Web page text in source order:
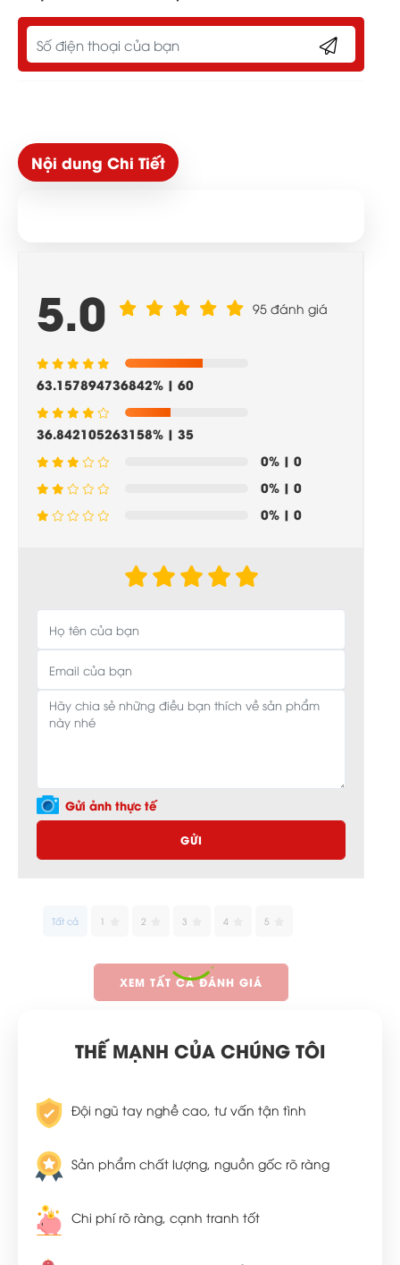
Nội dung Chi Tiết
5.0 95 đánh giá
63.157894736842% | 60
36.842105263158% | 35
0% | 0
0% | 0
0% | 0
Gửi ảnh thực tế
GỬI
Tất cả 1 2 3 4 5
XEM TẤT CẢ ĐÁNH GIÁ
THẾ MẠNH CỦA CHÚNG TÔI
Đội ngũ tay nghề cao, tư vấn tận tình
Sản phẩm chất lượng, nguồn gốc rõ ràng
Chi phí rõ ràng, cạnh tranh tốt